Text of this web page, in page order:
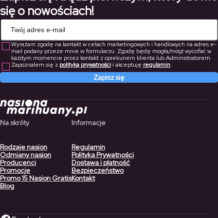
się o nowościach!
Wyrażam zgodę na kontakt w celach marketingowych i handlowych na adres e-
mail podany przeze mnie w formularzu. Zgodę będę mogła/mógł wycofać w
każdym momencie przez kontakt z opiekunem klienta lub Administratorem.
Zapoznałem się z polityką prywatnościi akceptuję regulamin.
Zapisz się
Na skróty
Rodzaje nasion
Odmiany nasion
Producenci
Promocje
Promo 15 Nasion Gratis
Blog
Informacje
Regulamin
Polityka Prywatności
Dostawa i płatność
Bezpieczeństwo
Kontakt